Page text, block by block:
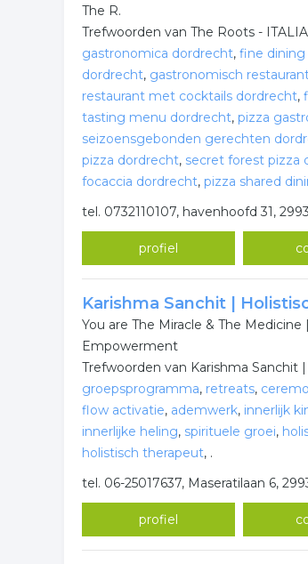
The R.
Trefwoorden van The Roots -
gastronomica dordrecht, fine
dordrecht, gastronomisch
restaurant met cocktails dordrecht,
tasting menu dordrecht, pizza
seizoensgebonden gerechten
pizza dordrecht, secret forest pizza
focaccia dordrecht, pizza shared
tel. 0732110107, havenhoofd 31,
profiel
Karishma Sanchit |
You are The Miracle & The
Empowerment
Trefwoorden van Karishma Sanchit
groepsprogramma, retreats,
flow activatie, ademwerk, innerlijk
innerlijke heling, spirituele groei,
holistisch therapeut, .
tel. 06-25017637, Maseratilaan 6,
profiel